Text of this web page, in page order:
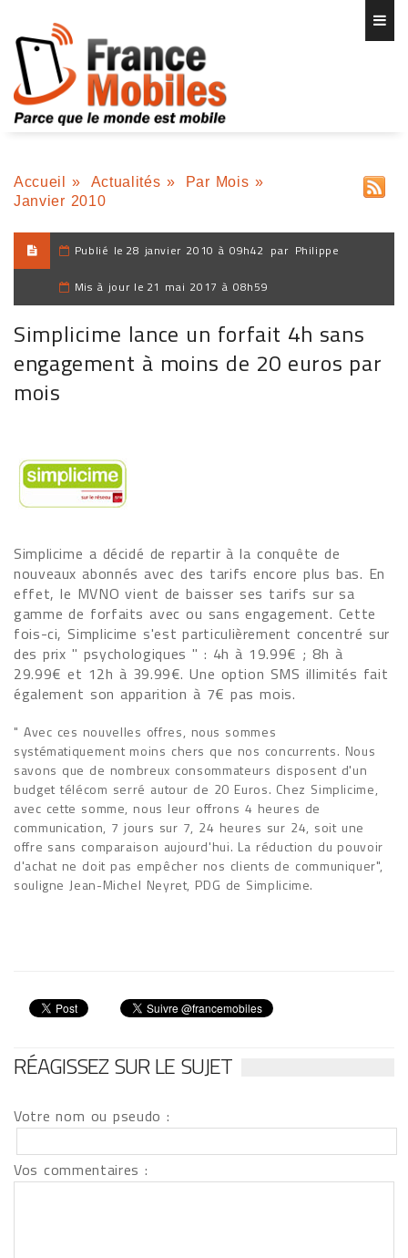
Accueil » Actualités » Par Mois »
Janvier 2010
Publié le 28 janvier 2010 à 09h42 par Philippe
Mis à jour le 21 mai 2017 à 08h59
Simplicime lance un forfait 4h sans
engagement à moins de 20 euros par
mois
Simplicime a décidé de repartir à la conquête de
nouveaux abonnés avec des tarifs encore plus bas. En
effet, le MVNO vient de baisser ses tarifs sur sa
gamme de forfaits avec ou sans engagement. Cette
fois-ci, Simplicime s'est particulièrement concentré sur
des prix " psychologiques " : 4h à 19.99€ ; 8h à
29.99€ et 12h à 39.99€. Une option SMS illimités fait
également son apparition à 7€ pas mois.
" Avec ces nouvelles offres, nous sommes
systématiquement moins chers que nos concurrents. Nous
savons que de nombreux consommateurs disposent d'un
budget télécom serré autour de 20 Euros. Chez Simplicime,
avec cette somme, nous leur offrons 4 heures de
communication, 7 jours sur 7, 24 heures sur 24, soit une
offre sans comparaison aujourd'hui. La réduction du pouvoir
d'achat ne doit pas empêcher nos clients de communiquer",
souligne Jean-Michel Neyret, PDG de Simplicime.
RÉAGISSEZ SUR LE SUJET
Votre nom ou pseudo :
Vos commentaires :